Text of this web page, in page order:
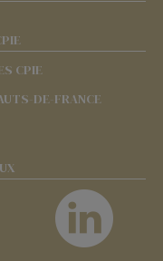
CPIE
DE-FRANCE